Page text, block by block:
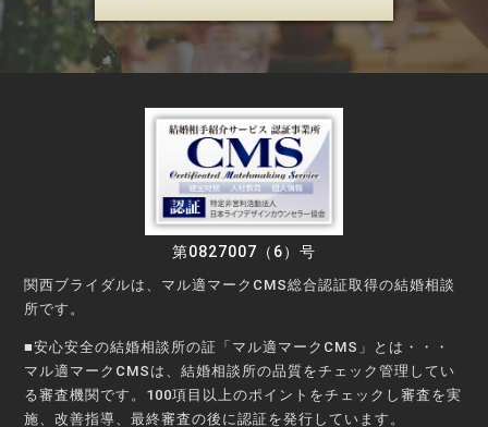
第0827007（6）号
関西ブライダルは、マル適マークCMS総合認証取得の結婚相談
所です。
■安心安全の結婚相談所の証「マル適マークCMS」とは・・・
マル適マークCMSは、結婚相談所の品質をチェック管理してい
る審査機関です。100項目以上のポイントをチェックし審査を実
施、改善指導、最終審査の後に認証を発行しています。